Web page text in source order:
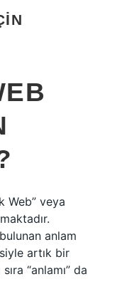
Web” veya
anlam
artık bir
“anlamı” da